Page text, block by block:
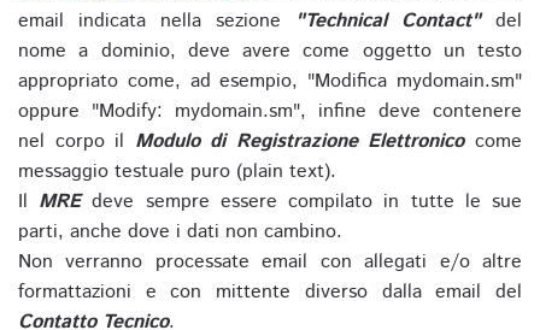
email indicata nella sezione
"Technical Contact"del
nome a dominio, deve avere come oggetto un testo
appropriato come, ad esempio, "Modifica mydomain.sm"
oppure "Modify: mydomain.sm", infine deve contenere
nel corpo il Modulo di Registrazione Elettronicocome
messaggio testuale puro (plain text).
Il MREdeve sempre essere compilato in tutte le sue
parti, anche dove i dati non cambino.
Non verranno processate email con allegati e/o altre
formattazioni e con mittente diverso dalla email del
Contatto Tecnico.